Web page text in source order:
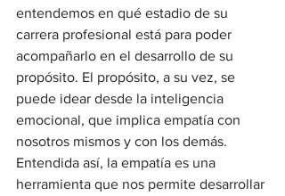
entendemos en qué estadio de su
carrera profesional está para poder
acompañarlo en el desarrollo de su
propósito. El propósito, a su vez, se
puede idear desde la inteligencia
emocional, que implica empatía con
nosotros mismos y con los demás.
Entendida así, la empatía es una
herramienta que nos permite desarrollar